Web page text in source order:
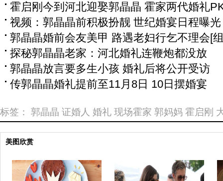
霍启刚今到河北迎娶郭晶晶 霍家两代婚礼
视频：郭晶晶前积极扮靓 世纪婚宴日程曝光
郭晶晶婚前会友美甲 路遇老妇行乞不理会[
探秘郭晶晶老家：河北婚礼连鞭炮都没放
郭晶晶放言要多生小孩 婚礼后将公开受访
传郭晶晶婚礼提前至11月8日 10日摆婚宴
标签： 郭晶晶 证婚人 婚礼 现场霍家 郭妈妈 霍启刚
美图欣赏